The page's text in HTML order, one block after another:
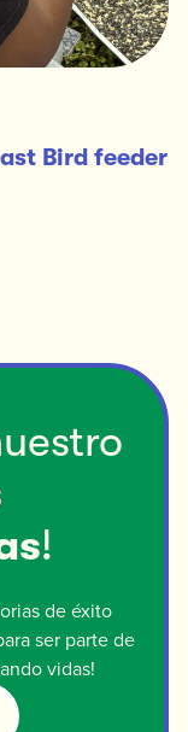
Bird feeder
!
de éxito
ser parte de
vidas!